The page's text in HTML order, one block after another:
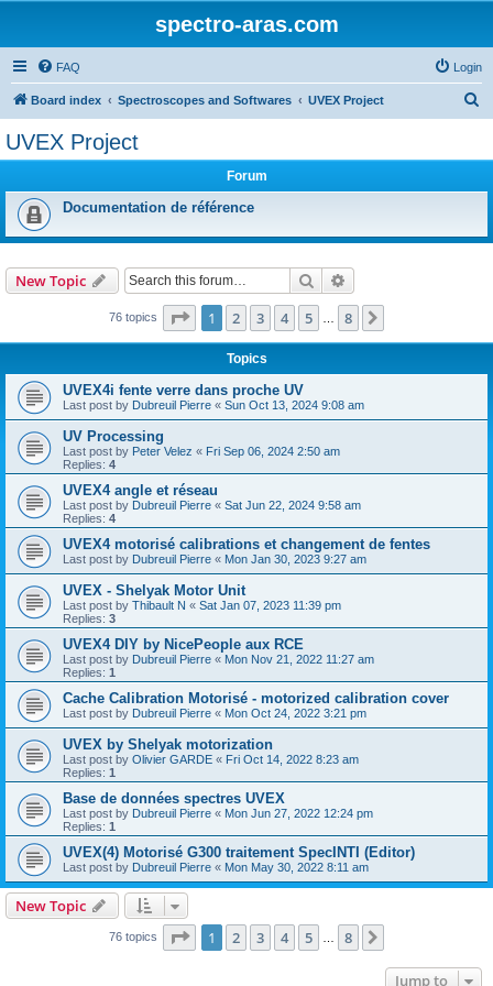
spectro-aras.com
FAQ Login
Board index Spectroscopes and Softwares UVEX Project
UVEX Project
Forum
Documentation de référence
New Topic Search
76 topics Page 1of 8
1 2 3 4 5 8
Topics
UVEX4i fente verre dans proche UV
Last post by Dubreuil Pierre « Sun Oct 13, 2024 9:08 am
UV Processing
Last post by Peter Velez « Fri Sep 06, 2024 2:50 am
Replies: 4
UVEX4 angle et réseau
Last post by Dubreuil Pierre « Sat Jun 22, 2024 9:58 am
Replies: 4
UVEX4 motorisé calibrations et changement de fentes
Last post by Dubreuil Pierre « Mon Jan 30, 2023 9:27 am
UVEX - Shelyak Motor Unit
Last post by Thibault N « Sat Jan 07, 2023 11:39 pm
Replies: 3
UVEX4 DIY by NicePeople aux RCE
Last post by Dubreuil Pierre « Mon Nov 21, 2022 11:27 am
Replies: 1
Cache Calibration Motorisé - motorized calibration cover
Last post by Dubreuil Pierre « Mon Oct 24, 2022 3:21 pm
UVEX by Shelyak motorization
Last post by Olivier GARDE « Fri Oct 14, 2022 8:23 am
Replies: 1
Base de données spectres UVEX
Last post by Dubreuil Pierre « Mon Jun 27, 2022 12:24 pm
Replies: 1
UVEX(4) Motorisé G300 traitement SpecINTI (Editor)
Last post by Dubreuil Pierre « Mon May 30, 2022 8:11 am
New Topic
76 topics Page 1of 8
1 2 3 4 5 8
Jump to